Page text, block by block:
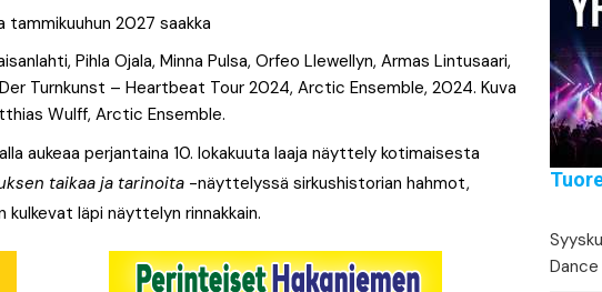
Urheilukalenteri
Moottoriurheilukalenteri
Ravikalenteri
Pihla Ojala, Minna Pulsa, Orfeo Llewellyn, Armas Lintusaari,
Turnkunst – Heartbeat Tour 2024, Arctic Ensemble, 2024. Kuva
Wulff, Arctic Ensemble.
aukeaa perjantaina 10. lokakuuta laaja näyttely kotimaisesta
taikaa ja tarinoita -näyttelyssä sirkushistorian hahmot,
läpi näyttelyn rinnakkain.